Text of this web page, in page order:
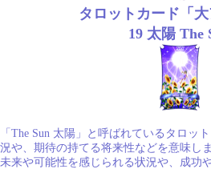
タロットカード「大
19 太陽 The
「The Sun 太陽」と呼ばれているタロッ
況や、期待の持てる将来性などを意味し
未来や可能性を感じられる状況や、成功